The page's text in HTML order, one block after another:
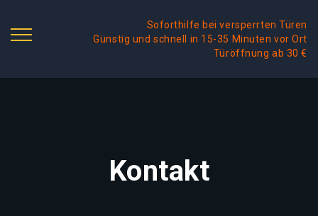
Soforthilfe bei versperrten Türen
Günstig und schnell in 15-35 Minuten vor Ort
Türöffnung ab 30 €
Kontakt